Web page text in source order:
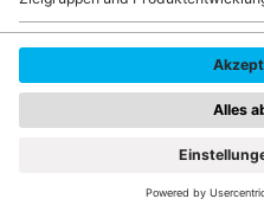
Johannisbeeren,
Stachelbeeren
Kindern beliebt.
meisten Sorten
bevorzugen es